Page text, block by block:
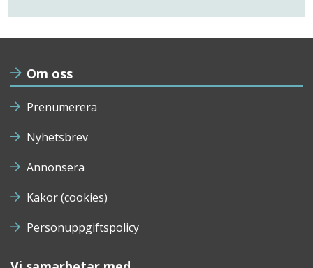
Om oss
Prenumerera
Nyhetsbrev
Annonsera
Kakor (cookies)
Personuppgiftspolicy